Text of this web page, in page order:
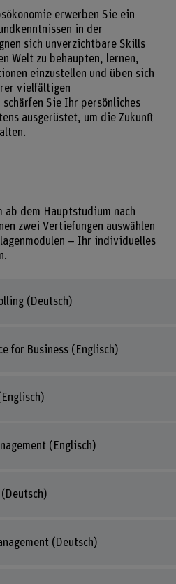
erwerben Sie ein
in der
sich unverzichtbare Skills
Welt zu behaupten, lernen,
einzustellen und üben sich
vielfältigen
Sie Ihr persönliches
ausgerüstet, um die Zukunft
ab dem Hauptstudium nach
zwei Vertiefungen auswählen
– Ihr individuelles
(Deutsch)
for Business (Englisch)
(Englisch)
(Deutsch)